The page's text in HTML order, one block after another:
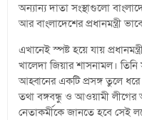
অন্যান্য দাতা সংস্থাগুলো
আর বাংলাদেশের প্রধানমন্ত্রী
এখানেই স্পষ্ট হয়ে যায়
খালেদা জিয়ার শাসনামল।
আহ্বানের একটি প্রসঙ্গ তুলে
তথা বঙ্গবন্ধু ও আওয়ামী লীগের
নেতাকর্মীকে জানতে হবে সেই